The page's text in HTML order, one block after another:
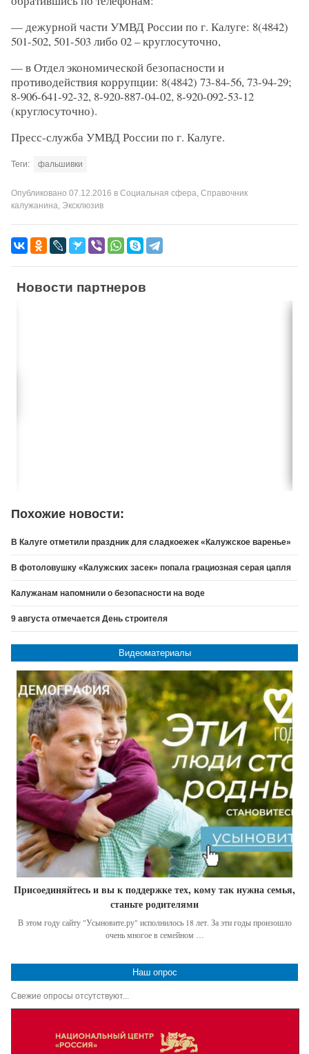
— дежурной части УМВД России по г. Калуге: 8(4842)
501-502, 501-503 либо 02 – круглосуточно,
— в Отдел экономической безопасности и
противодействия коррупции: 8(4842) 73-84-56, 73-94-29;
8-906-641-92-32, 8-920-887-04-02, 8-920-092-53-12
(круглосуточно).
Пресс-служба УМВД России по г. Калуге.
Теги: фальшивки
Опубликовано 07.12.2016 в Социальная сфера ,Справочник
калужанина Эксклюзив
Новости партнеров
Похожие новости:
В Калуге отметили праздник для сладкоежек «Калужское варенье»
В фотоловушку «Калужских засек» попала грациозная серая цапля
Калужанам напомнили о безопасности на воде
9 августа отмечается День строителя
Видеоматериалы
Присоединяйтесь и вы к поддержке тех, кому так нужна семья,
станьте родителями
В этом году сайту "Усыновите.ру" исполнилось 18 лет. За эти годы произошло
очень многое в семейном …
Наш опрос
Свежие опросы отсутствуют...